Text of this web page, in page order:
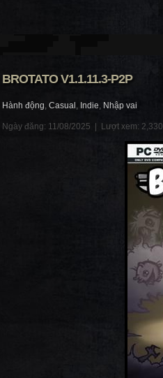
BROTATO V1.1.11.3-P2P
Hành động, Casual , Indie, Nhập vai
Ngày đăng: 11/08/2025 | Lượt xem: 2,330